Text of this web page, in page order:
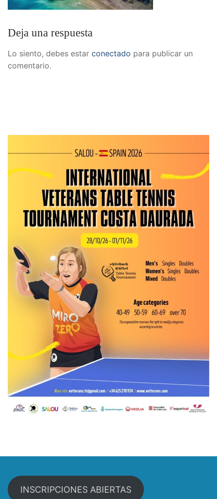
Deja una respuesta
Lo siento, debes estar conectado para publicar un
comentario.
INSCRIPCIONES ABIERTAS